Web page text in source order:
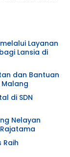
Layanan
Lansia di
dan Bantuan
Malang
di SDN
Nelayan
Raih